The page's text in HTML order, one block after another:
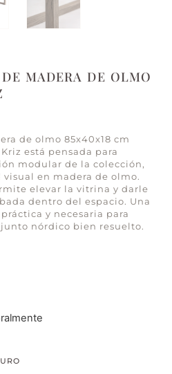
MADERA DE OLMO
de olmo 85x40x18 cm
está pensada para
modular de la colección,
en madera de olmo.
elevar la vitrina y darle
dentro del espacio. Una
y necesaria para
nórdico bien resuelto.